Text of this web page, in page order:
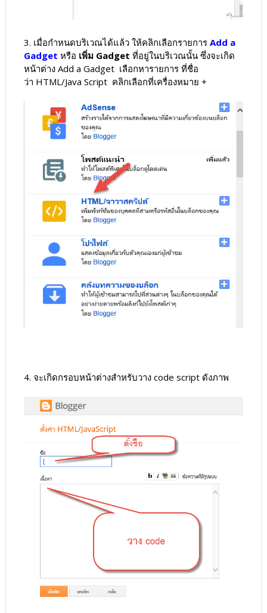
3. เมื่อกำหนดบริเวณได้แล้ว ให้คลิกเลือกรายการ Add a
Gadget หรือ เพิ่ม Gadget ที่อยู่ในบริเวณนั้น ซึ่งจะเกิด
หน้าต่าง Add a Gadget เลือกหารายการ ที่ชื่อ
ว่า HTML/Java Script คลิกเลือกที่เครื่องหมาย +
4. จะเกิดกรอบหน้าต่างสำหรับวาง code script ดังภาพ